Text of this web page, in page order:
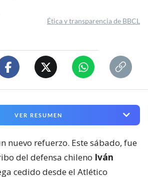
Ética y transparencia de BBCL
VER RESUMEN
nuevo refuerzo. Este sábado, fue
del defensa chileno Iván
cedido desde el Atlético